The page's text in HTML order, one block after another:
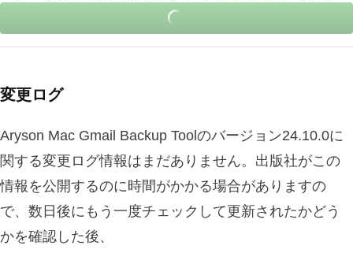
変更ログ
Aryson Mac Gmail Backup Toolのバージョン24.10.0に
関する変更ログ情報はまだありません。出版社がこの
情報を公開するのに時間がかかる場合がありますの
で、数日後にもう一度チェックして更新されたかどう
かを確認した後、